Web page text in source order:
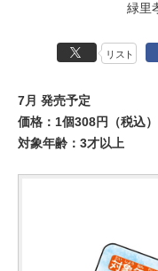
緑里
リスト
7月 発売予定
価格：1個308円（税込）
対象年齢：3才以上